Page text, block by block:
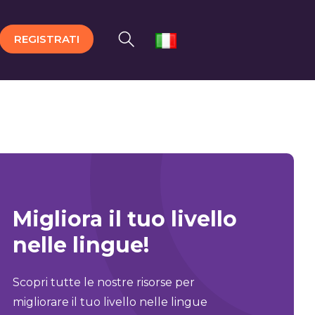
REGISTRATI
Migliora il tuo livello
nelle lingue!
Scopri tutte le nostre risorse per
migliorare il tuo livello nelle lingue